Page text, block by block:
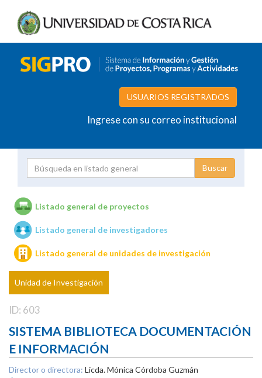
USUARIOS REGISTRADOS
Ingrese con su correo institucional
Unidades de investigación
Listado general de proyectos
Listado general de investigadores
Listado general de unidades de investigación
Unidad de Investigación
ID: 603
SISTEMA BIBLIOTECA DOCUMENTACIÓN
E INFORMACIÓN
Director o directora: Licda. Mónica Córdoba Guzmán